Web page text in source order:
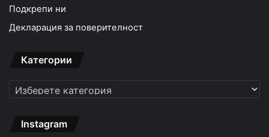
Подкрепи ни
Декларация за поверителност
Категории
Категории
Instagram